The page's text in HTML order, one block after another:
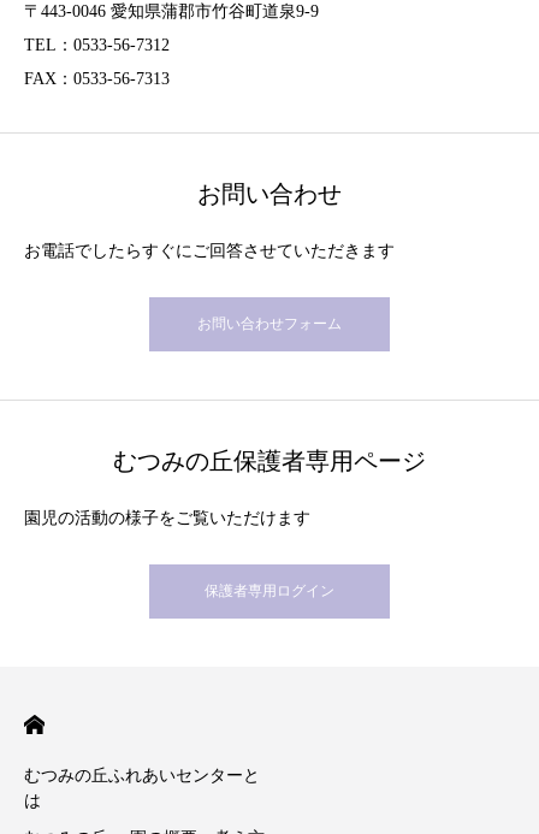
〒443-0046 愛知県蒲郡市竹谷町道泉9-9
TEL：0533-56-7312
FAX：0533-56-7313
お問い合わせ
お電話でしたらすぐにご回答させていただきます
お問い合わせフォーム
むつみの丘保護者専用ページ
園児の活動の様子をご覧いただけます
保護者専用ログイン
むつみの丘ふれあいセンターと
は